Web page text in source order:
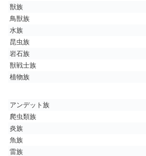
獣族
鳥獣族
水族
昆虫族
岩石族
獣戦士族
植物族
アンデット族
爬虫類族
炎族
魚族
雷族